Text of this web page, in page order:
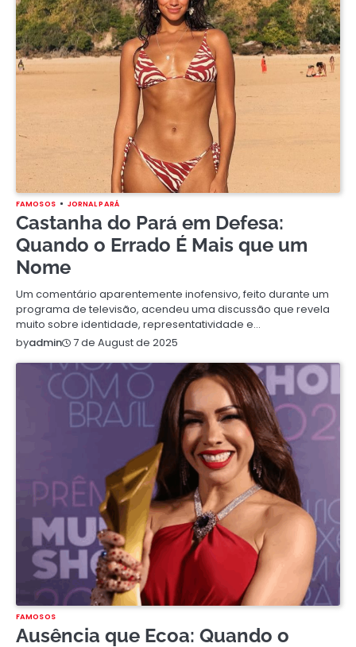
FAMOSOS JORNAL PARÁ
Castanha do Pará em Defesa:
Quando o Errado É Mais que um
Nome
Um comentário aparentemente inofensivo, feito durante um
programa de televisão, acendeu uma discussão que revela
muito sobre identidade, representatividade e…
byadmin 7 de August de 2025
FAMOSOS
Ausência que Ecoa: Quando o